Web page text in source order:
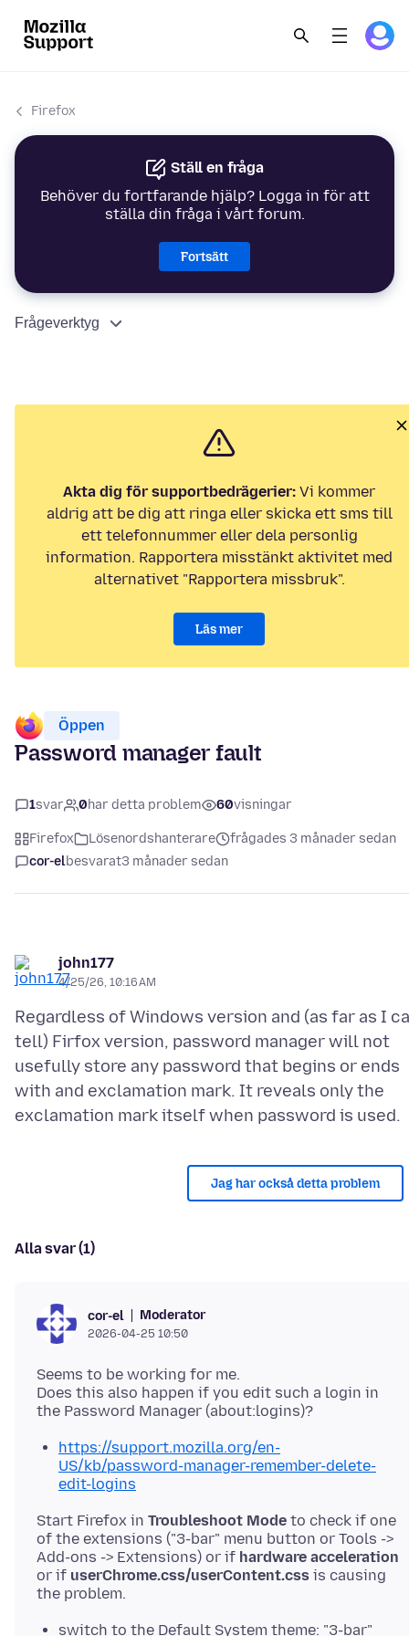
Firefox
Ställ en fråga
Behöver du fortfarande hjälp? Logga in för att
ställa din fråga i vårt forum.
Fortsätt
Frågeverktyg
Akta dig för supportbedrägerier: Vi kommer
aldrig att be dig att ringa eller skicka ett sms till
ett telefonnummer eller dela personlig
information. Rapportera misstänkt aktivitet med
alternativet "Rapportera missbruk".
Läs mer
Öppen
Password manager fault
1svar 0har detta problem 60visningar
Firefox Lösenordshanterare
frågades 3 månader sedan
cor-elbesvarat3 månader sedan
john177
4/25/26, 10:16 AM
Regardless of Windows version and (as far as I
tell) Firfox version, password manager will not
usefully store any password that begins or ends
with and exclamation mark. It reveals only the
Jag har också detta problem
Alla svar (1)
cor-el Moderator
2026-04-25 10:50
Seems to be working for me.
Does this also happen if you edit such a login in
https://support.mozilla.org/en-
US/kb/password-manager-remember-delete-
edit-logins
Start Firefox in Troubleshoot Mode to check if one
of the extensions ("3-bar" menu button or Tools ->
Add-ons -> Extensions) or if hardware acceleration
or if userChrome.css/userContent.css is causing
switch to the Default System theme: "3-bar"